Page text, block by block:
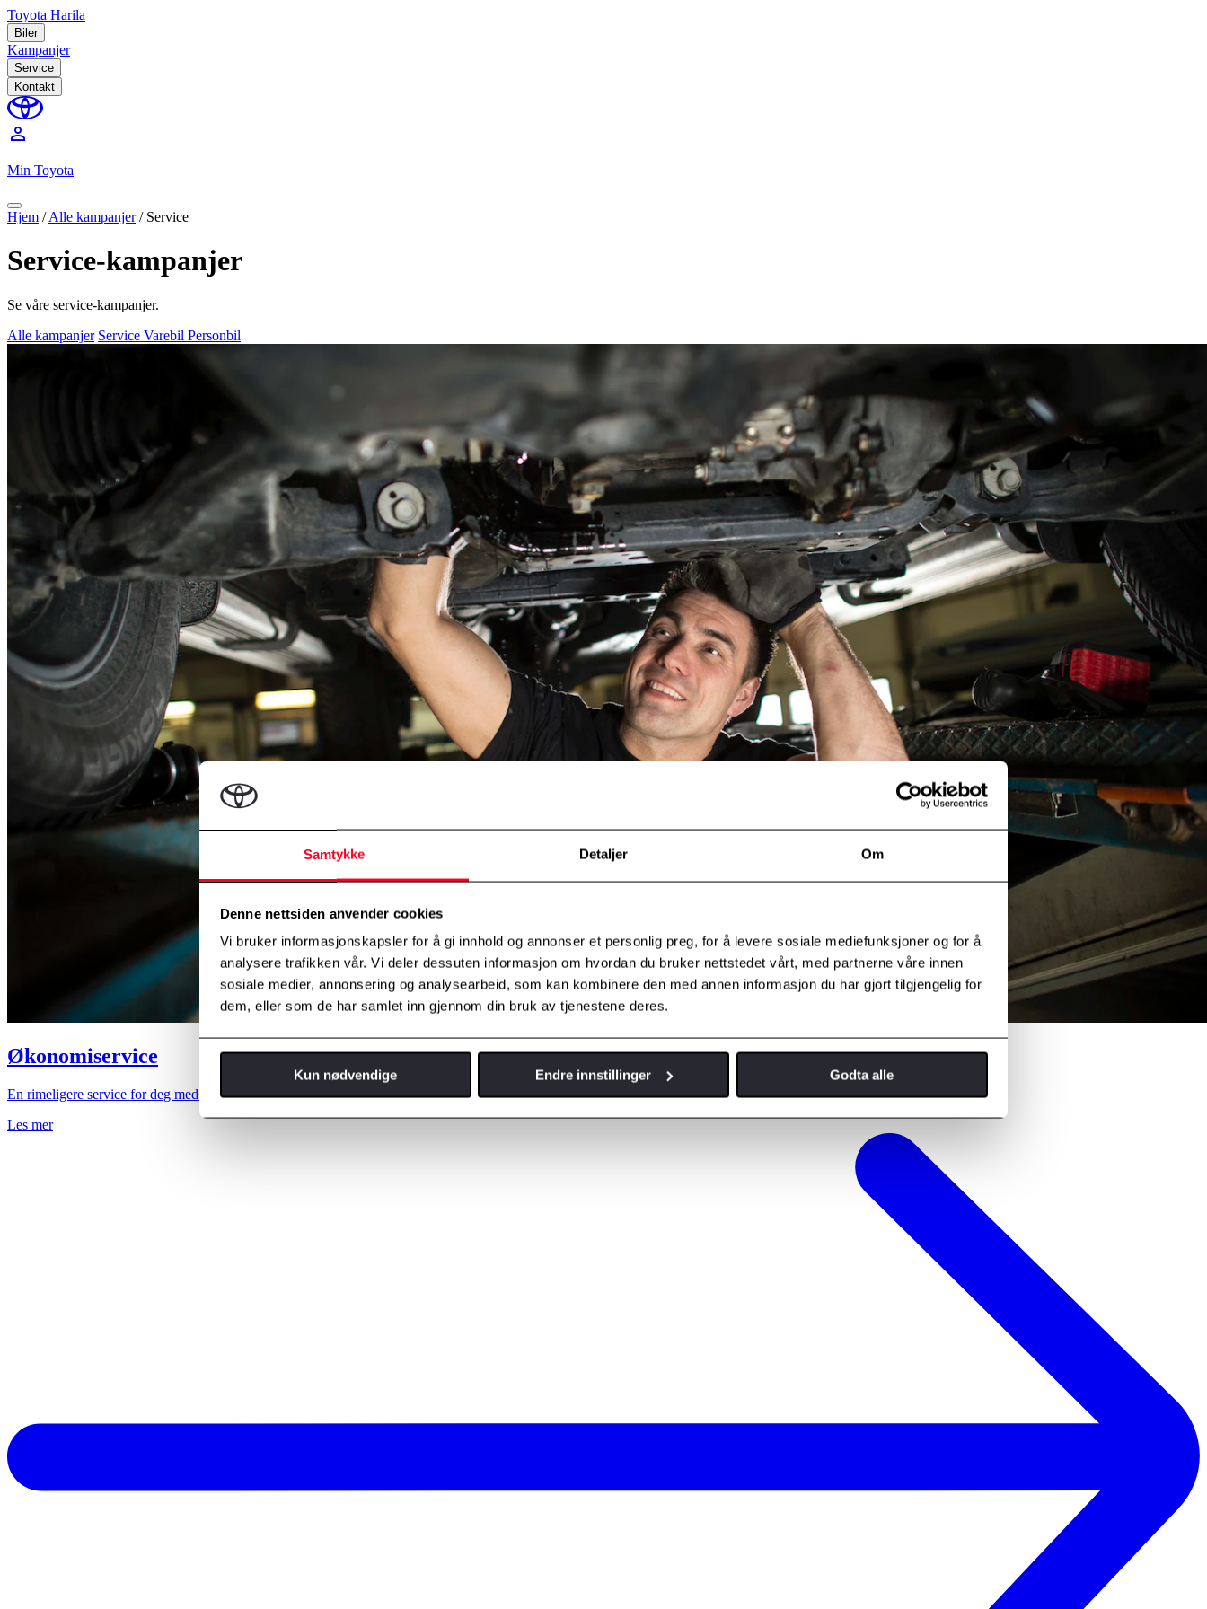
Samtykke Detaljer Om
Denne nettsiden anvender cookies
Vi bruker informasjonskapsler for å gi innhold og annonser et personlig preg, for å levere sosiale mediefunksjoner og for å
analysere trafikken vår. Vi deler dessuten informasjon om hvordan du bruker nettstedet vårt, med partnerne våre innen
sosiale medier, annonsering og analysearbeid, som kan kombinere den med annen informasjon du har gjort tilgjengelig for
dem, eller som de har samlet inn gjennom din bruk av tjenestene deres.
Kun nødvendige Endre innstillinger Godta alle
Toyota Harila
Biler
Kampanjer
Service
Kontakt
perm_identity
Min Toyota
Hjem /Alle kampanjer / Service
Service-kampanjer
Se våre service-kampanjer.
Alle kampanjer Service Varebil Personbil
Økonomiservice
En rimeligere service for deg med en litt eldre Toyota.
Les mer